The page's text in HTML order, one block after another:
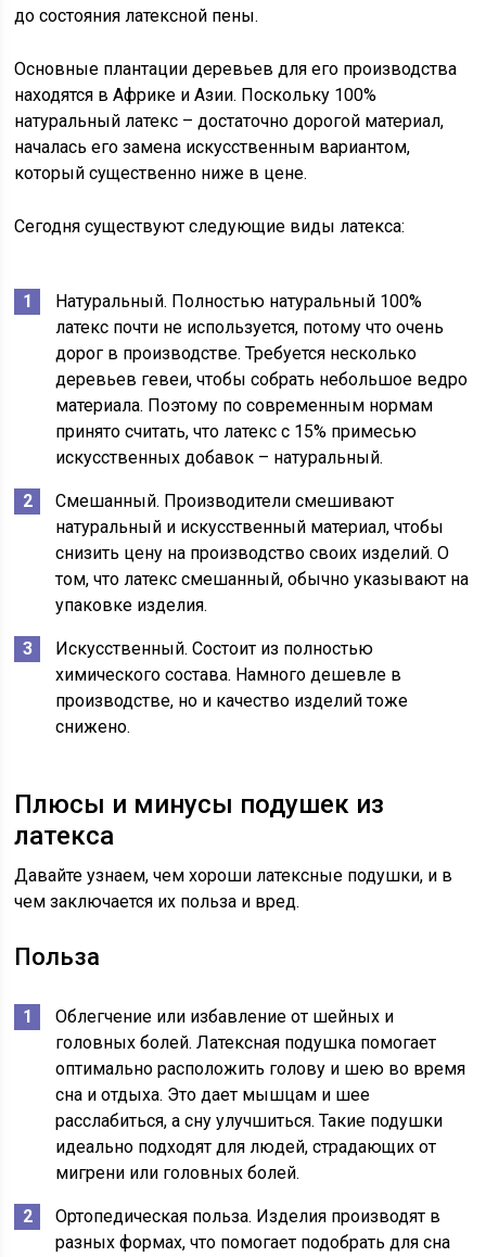
до состояния латексной пены.
Основные плантации деревьев для его производства
находятся в Африке и Азии. Поскольку 100%
натуральный латекс – достаточно дорогой материал,
началась его замена искусственным вариантом,
который существенно ниже в цене.
Сегодня существуют следующие виды латекса:
Натуральный. Полностью натуральный 100%
латекс почти не используется, потому что очень
дорог в производстве. Требуется несколько
деревьев гевеи, чтобы собрать небольшое ведро
материала. Поэтому по современным нормам
принято считать, что латекс с 15% примесью
искусственных добавок – натуральный.
Смешанный. Производители смешивают
натуральный и искусственный материал, чтобы
снизить цену на производство своих изделий. О
том, что латекс смешанный, обычно указывают на
упаковке изделия.
Искусственный. Состоит из полностью
химического состава. Намного дешевле в
производстве, но и качество изделий тоже
снижено.
Плюсы и минусы подушек из
латекса
Давайте узнаем, чем хороши латексные подушки, и в
чем заключается их польза и вред.
Польза
Облегчение или избавление от шейных и
головных болей. Латексная подушка помогает
оптимально расположить голову и шею во время
сна и отдыха. Это дает мышцам и шее
расслабиться, а сну улучшиться. Такие подушки
идеально подходят для людей, страдающих от
мигрени или головных болей.
Ортопедическая польза. Изделия производят в
разных формах, что помогает подобрать для сна